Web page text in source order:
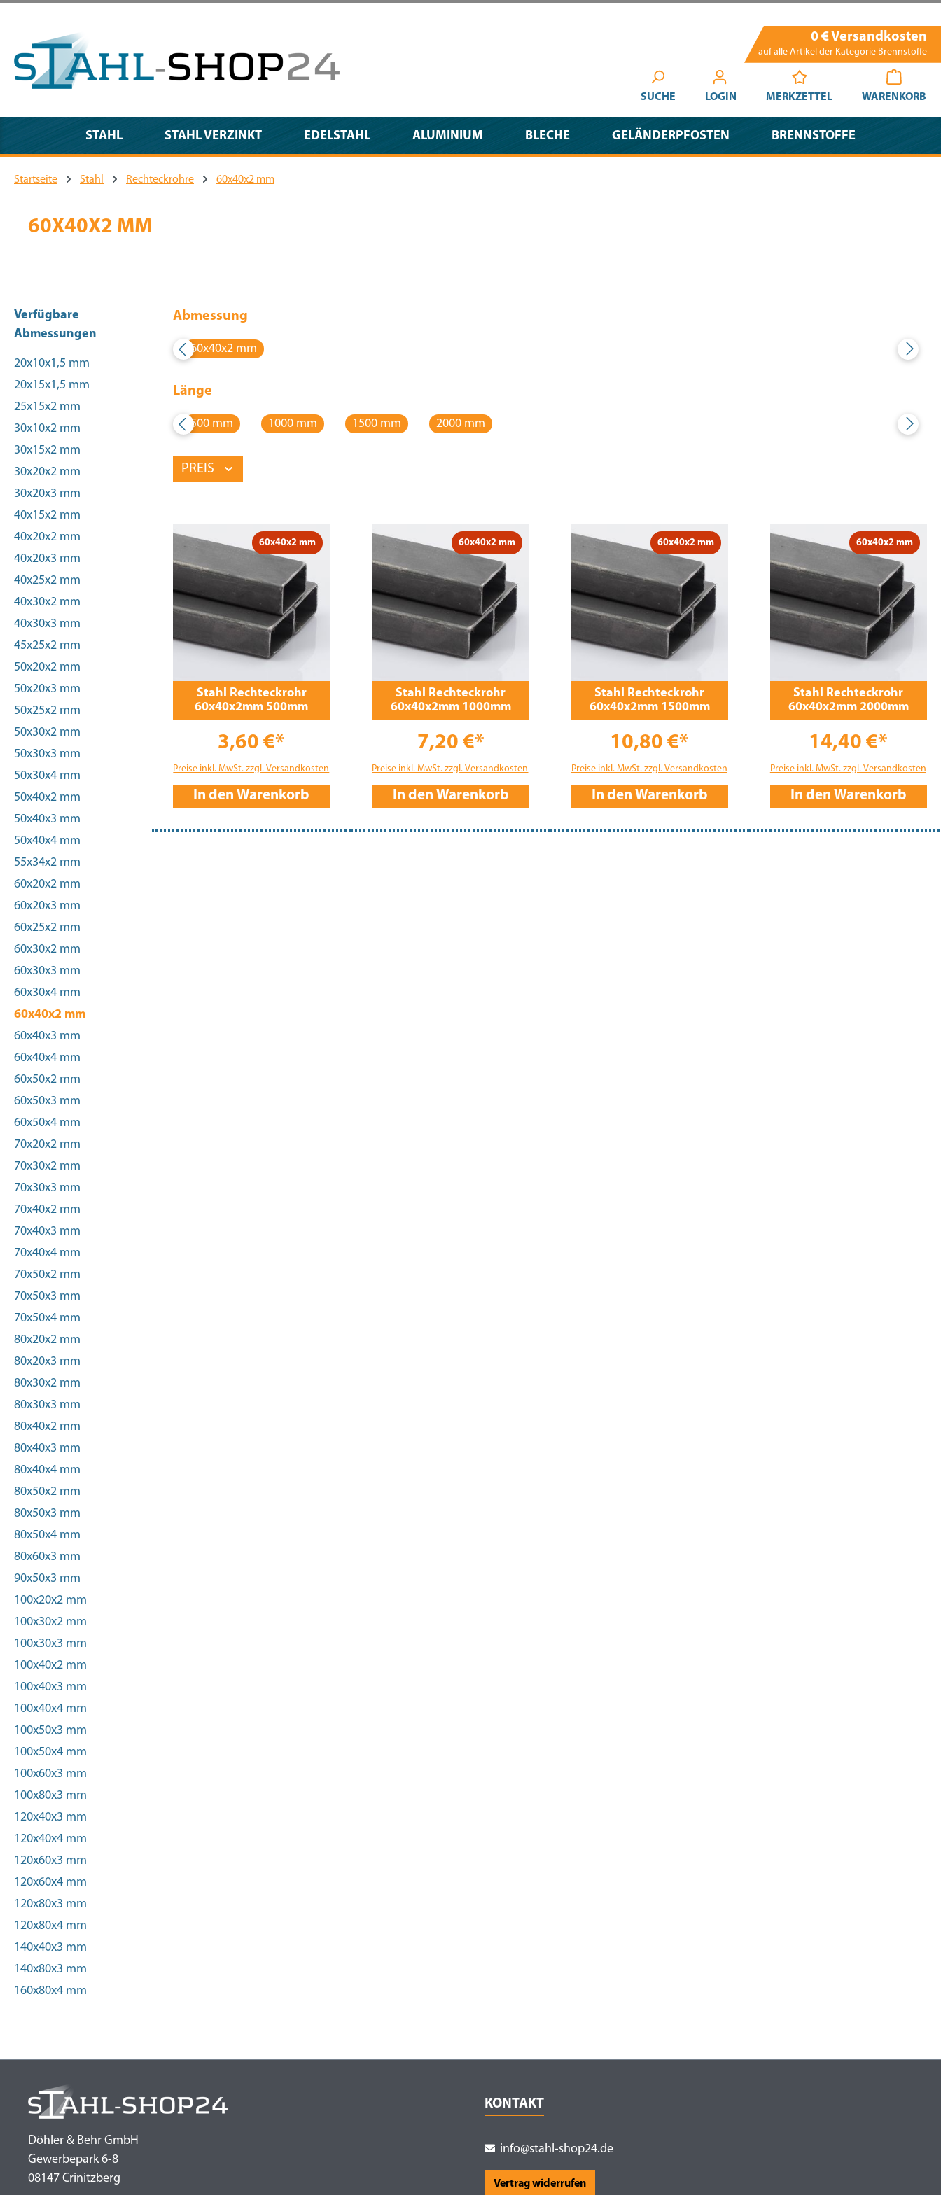
0 € Versandkosten
auf alle Artikel der Kategorie Brennstoffe
SUCHE LOGIN MERKZETTEL WARENKORB
STAHL STAHL VERZINKT EDELSTAHL ALUMINIUM BLECHE GELÄNDERPFOSTEN BRENNSTOFFE
Startseite Stahl Rechteckrohre 60x40x2 mm
60X40X2 MM
Verfügbare
Abmessungen
20x10x1,5 mm
20x15x1,5 mm
25x15x2 mm
30x10x2 mm
30x15x2 mm
30x20x2 mm
30x20x3 mm
40x15x2 mm
40x20x2 mm
40x20x3 mm
40x25x2 mm
40x30x2 mm
40x30x3 mm
45x25x2 mm
50x20x2 mm
50x20x3 mm
50x25x2 mm
50x30x2 mm
50x30x3 mm
50x30x4 mm
50x40x2 mm
50x40x3 mm
50x40x4 mm
55x34x2 mm
60x20x2 mm
60x20x3 mm
60x25x2 mm
60x30x2 mm
60x30x3 mm
60x30x4 mm
60x40x2 mm
60x40x3 mm
60x40x4 mm
60x50x2 mm
60x50x3 mm
60x50x4 mm
70x20x2 mm
70x30x2 mm
70x30x3 mm
70x40x2 mm
70x40x3 mm
70x40x4 mm
70x50x2 mm
70x50x3 mm
70x50x4 mm
80x20x2 mm
80x20x3 mm
80x30x2 mm
80x30x3 mm
80x40x2 mm
80x40x3 mm
80x40x4 mm
80x50x2 mm
80x50x3 mm
80x50x4 mm
80x60x3 mm
90x50x3 mm
100x20x2 mm
100x30x2 mm
100x30x3 mm
100x40x2 mm
100x40x3 mm
100x40x4 mm
100x50x3 mm
100x50x4 mm
100x60x3 mm
100x80x3 mm
120x40x3 mm
120x40x4 mm
120x60x3 mm
120x60x4 mm
120x80x3 mm
120x80x4 mm
140x40x3 mm
140x80x3 mm
160x80x4 mm
Abmessung
60x40x2 mm
Länge
500 mm 1000 mm 1500 mm 2000 mm
PREIS
60x40x2 mm
Stahl Rechteckrohr
60x40x2mm 500mm
3,60 €*
Preise inkl. MwSt. zzgl. Versandkosten
In den Warenkorb
60x40x2 mm
Stahl Rechteckrohr
60x40x2mm 1000mm
7,20 €*
Preise inkl. MwSt. zzgl. Versandkosten
In den Warenkorb
60x40x2 mm
Stahl Rechteckrohr
60x40x2mm 1500mm
10,80 €*
Preise inkl. MwSt. zzgl. Versandkosten
In den Warenkorb
60x40x2 mm
Stahl Rechteckrohr
60x40x2mm 2000mm
14,40 €*
Preise inkl. MwSt. zzgl. Versandkosten
In den Warenkorb
Döhler & Behr GmbH
Gewerbepark 6-8
08147 Crinitzberg
KONTAKT
info@stahl-shop24.de
Vertrag widerrufen